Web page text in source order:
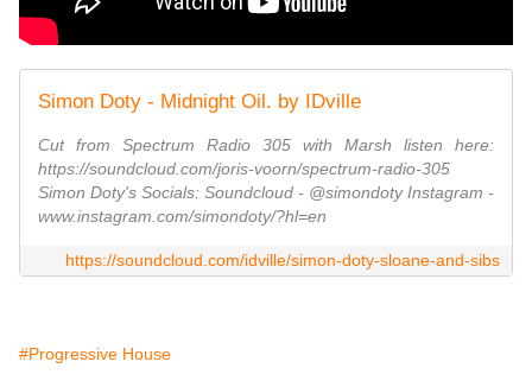
Simon Doty - Midnight Oil. by IDville
Cut from Spectrum Radio 305 with Marsh listen here:
https://soundcloud.com/joris-voorn/spectrum-radio-305
Simon Doty's Socials: Soundcloud - @simondoty Instagram -
www.instagram.com/simondoty/?hl=en
https://soundcloud.com/idville/simon-doty-sloane-and-sibs
#Progressive House